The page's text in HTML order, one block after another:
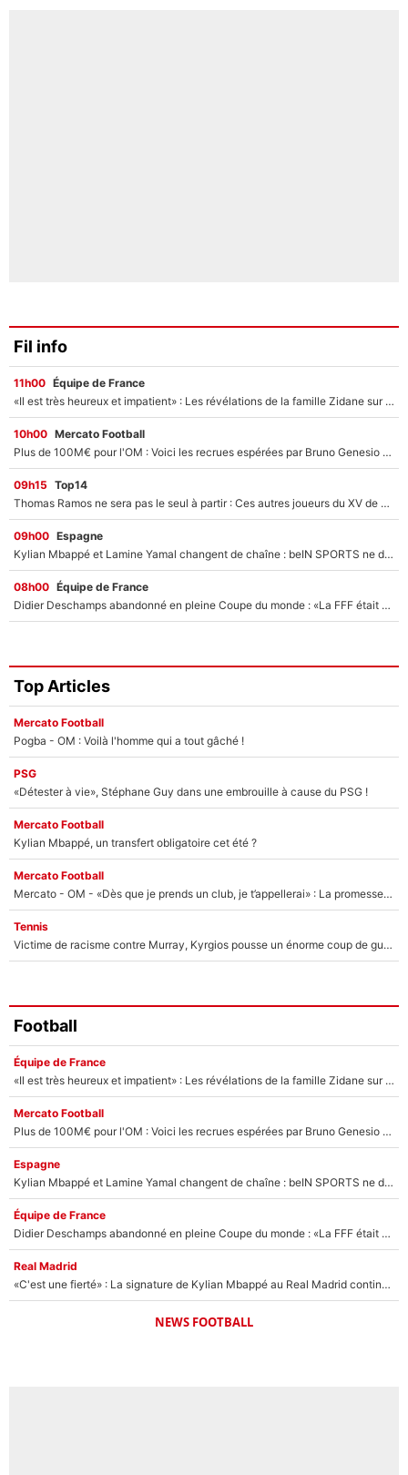
Fil info
11h00 Équipe de France
«Il est très heureux et impatient» : Les révélations de la famille Zidane sur sa prise de pouvoir en équipe de France !
10h00 Mercato Football
Plus de 100M€ pour l'OM : Voici les recrues espérées par Bruno Genesio et Grégory Lorenzi après l’opération dégraissage
09h15 Top14
Thomas Ramos ne sera pas le seul à partir : Ces autres joueurs du XV de France pourraient aussi quitter le Stade Toulousain, un club de Top 14 est déjà sur les rangs
09h00 Espagne
Kylian Mbappé et Lamine Yamal changent de chaîne : beIN SPORTS ne digère pas cette décision historique et prédit un fiasco pour la Liga
08h00 Équipe de France
Didier Deschamps abandonné en pleine Coupe du monde : «La FFF était déjà passée à Zinedine Zidane»
Top Articles
Mercato Football
Pogba - OM : Voilà l'homme qui a tout gâché !
PSG
«Détester à vie», Stéphane Guy dans une embrouille à cause du PSG !
Mercato Football
Kylian Mbappé, un transfert obligatoire cet été ?
Mercato Football
Mercato - OM - «Dès que je prends un club, je t’appellerai» : La promesse de Marcelino au moment de claquer la porte
Tennis
Victime de racisme contre Murray, Kyrgios pousse un énorme coup de gueule !
Football
Équipe de France
«Il est très heureux et impatient» : Les révélations de la famille Zidane sur sa prise de pouvoir en équipe de France !
Mercato Football
Plus de 100M€ pour l'OM : Voici les recrues espérées par Bruno Genesio et Grégory Lorenzi après l’opération dégraissage
Espagne
Kylian Mbappé et Lamine Yamal changent de chaîne : beIN SPORTS ne digère pas cette décision historique et prédit un fiasco pour la Liga
Équipe de France
Didier Deschamps abandonné en pleine Coupe du monde : «La FFF était déjà passée à Zinedine Zidane»
Real Madrid
«C'est une fierté» : La signature de Kylian Mbappé au Real Madrid continue de régaler l'Espagne
NEWS FOOTBALL